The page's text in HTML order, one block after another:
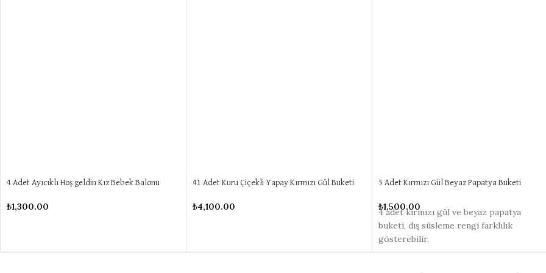
4 Adet Ayıcıklı Hoş geldin Kız Bebek Balonu
₺1,300.00
41 Adet Kuru Çiçekli Yapay Kırmızı Gül Buketi
₺4,100.00
5 Adet Kırmızı Gül Beyaz Papatya Buketi
₺1,500.00
4 adet kırmızı gül ve beyaz papatya
buketi, dış süsleme rengi farklılık
gösterebilir.